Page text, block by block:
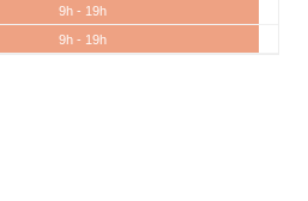
9h - 19h
9h - 19h